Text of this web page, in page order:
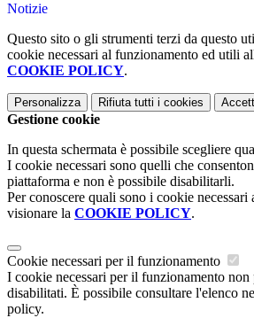
Notizie
Questo sito o gli strumenti terzi da questo
cookie necessari al funzionamento ed utili
COOKIE POLICY.
Personalizza Rifiuta tutti i cookies
Gestione cookie
In questa schermata è possibile scegliere
I cookie necessari sono quelli che
piattaforma e non è possibile disabilitarli.
Per conoscere quali sono i cookie
visionare la COOKIE POLICY.
Cookie necessari per il funzionamento
I cookie necessari per il funzionamento non
disabilitati. È possibile consultare l'elenco
policy.